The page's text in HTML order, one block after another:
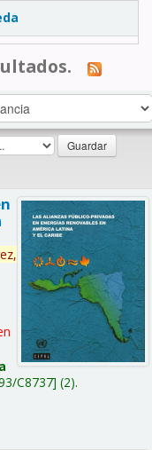
C8737 (2).